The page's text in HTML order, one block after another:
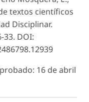
textos científicos
Disciplinar.
33. DOI:
16 de abril